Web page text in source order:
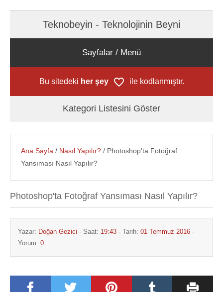
Teknobeyin - Teknolojinin Beyni
Sayfalar / Menü
Bu sitedeki her şey ile kodlanmıştır.
Kategori Listesini Göster
Ana Sayfa / Nasıl Yapılır? / Photoshop'ta Fotoğraf
Yansıması Nasıl Yapılır?
Photoshop'ta Fotoğraf Yansıması Nasıl Yapılır?
Yazar: Doğan Gezici - Saat: 19:43 - Tarih: 01 Temmuz 2016 -
Yorum: 0